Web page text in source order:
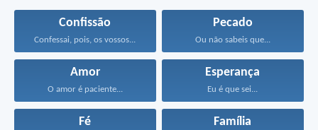
Confissão
Confessai, pois, os vossos...
Pecado
Ou não sabeis que...
Amor
O amor é paciente...
Esperança
Eu é que sei...
Fé Família